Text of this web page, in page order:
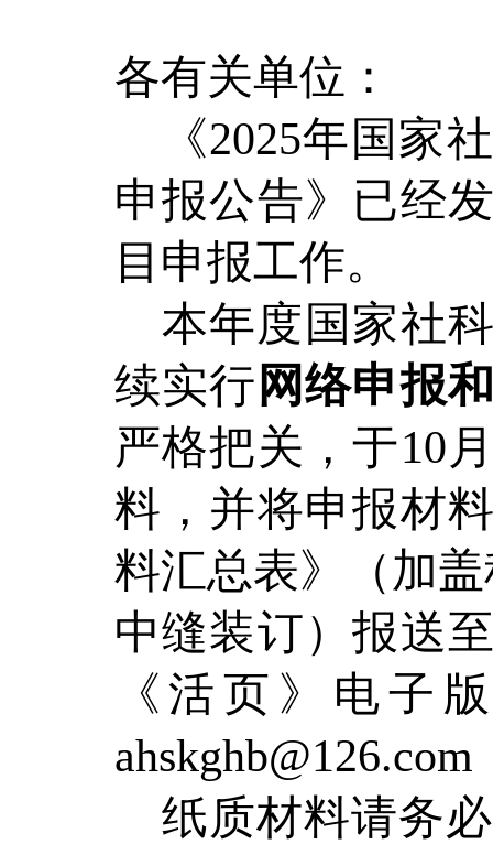
各有关单位：
《2025年国家
申报公告》 已经
目申报工作。
本年度 国家社
续实行 网络申报
严格把关，于10
料，并将申报材
料汇总表》
（加
中缝装订）报送
《活页》 电子
ahskghb@126.com
纸质材料请务